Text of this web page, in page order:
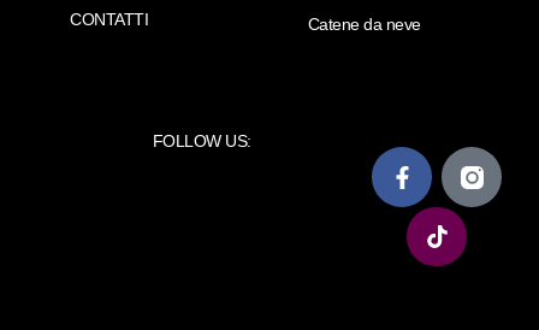
CONTATTI
Catene da neve
FOLLOW US: